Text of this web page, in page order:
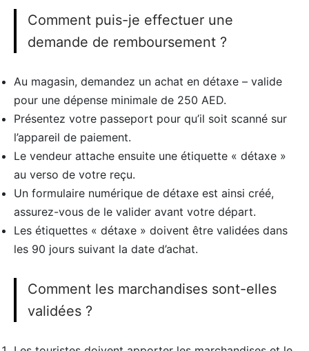
Comment puis-je effectuer une
demande de remboursement ?
Au magasin, demandez un achat en détaxe – valide
pour une dépense minimale de 250 AED.
Présentez votre passeport pour qu’il soit scanné sur
l’appareil de paiement.
Le vendeur attache ensuite une étiquette « détaxe »
au verso de votre reçu.
Un formulaire numérique de détaxe est ainsi créé,
assurez-vous de le valider avant votre départ.
Les étiquettes « détaxe » doivent être validées dans
les 90 jours suivant la date d’achat.
Comment les marchandises sont-elles
validées ?